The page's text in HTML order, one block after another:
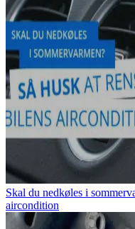
Skal du nedkøles i
aircondition